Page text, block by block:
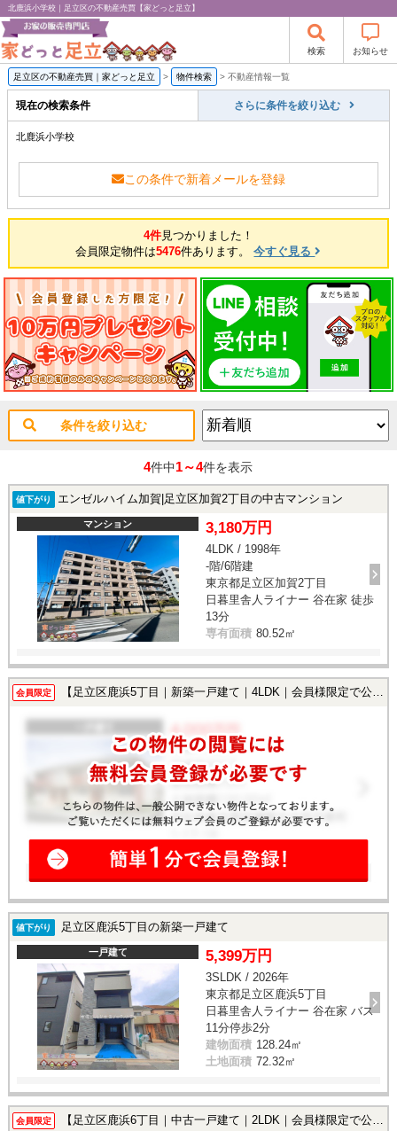
北鹿浜小学校｜足立区の不動産売買【家どっと足立】
検索 お知らせ
足立区の不動産売買｜家どっと足立 > 物件検索 > 不動産情報一覧
現在の検索条件 さらに条件を絞り込む
北鹿浜小学校
この条件で新着メールを登録
4件見つかりました！
会員限定物件は5476件あります。今すぐ見る
条件を絞り込む
4件中1～4件を表示
値下がり エンゼルハイム加賀|足立区加賀2丁目の中古マンション
マンション 3,180万円
4LDK / 1998年
-階/6階建
東京都足立区加賀2丁目
日暮里舎人ライナー 谷在家 徒歩
13分
専有面積 80.52㎡
会員限定 【足立区鹿浜5丁目｜新築一戸建て｜4LDK｜会員様限定で公開中！】
値下がり 足立区鹿浜5丁目の新築一戸建て
一戸建て 5,399万円
3SLDK / 2026年
東京都足立区鹿浜5丁目
日暮里舎人ライナー 谷在家 バス
11分停歩2分
建物面積 128.24㎡
土地面積 72.32㎡
会員限定 【足立区鹿浜6丁目｜中古一戸建て｜2LDK｜会員様限定で公開中！】